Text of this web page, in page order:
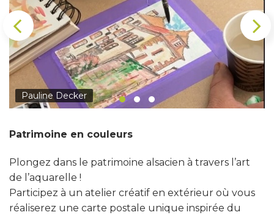
Pauline Decker
Patrimoine en couleurs
Plongez dans le patrimoine alsacien à travers l’art
de l’aquarelle !
Participez à un atelier créatif en extérieur où vous
réaliserez une carte postale unique inspirée du